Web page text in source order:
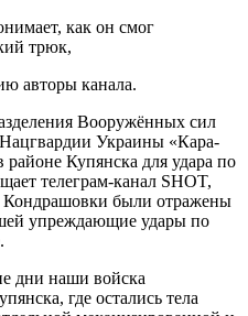
трюк,
авторы канала.
Вооружённых сил
Украины «Кара-
Купянска для удара по
телеграм-канал SHOT,
Кондрашовки были отражены
упреждающие удары по
дни наши войска
где остались тела